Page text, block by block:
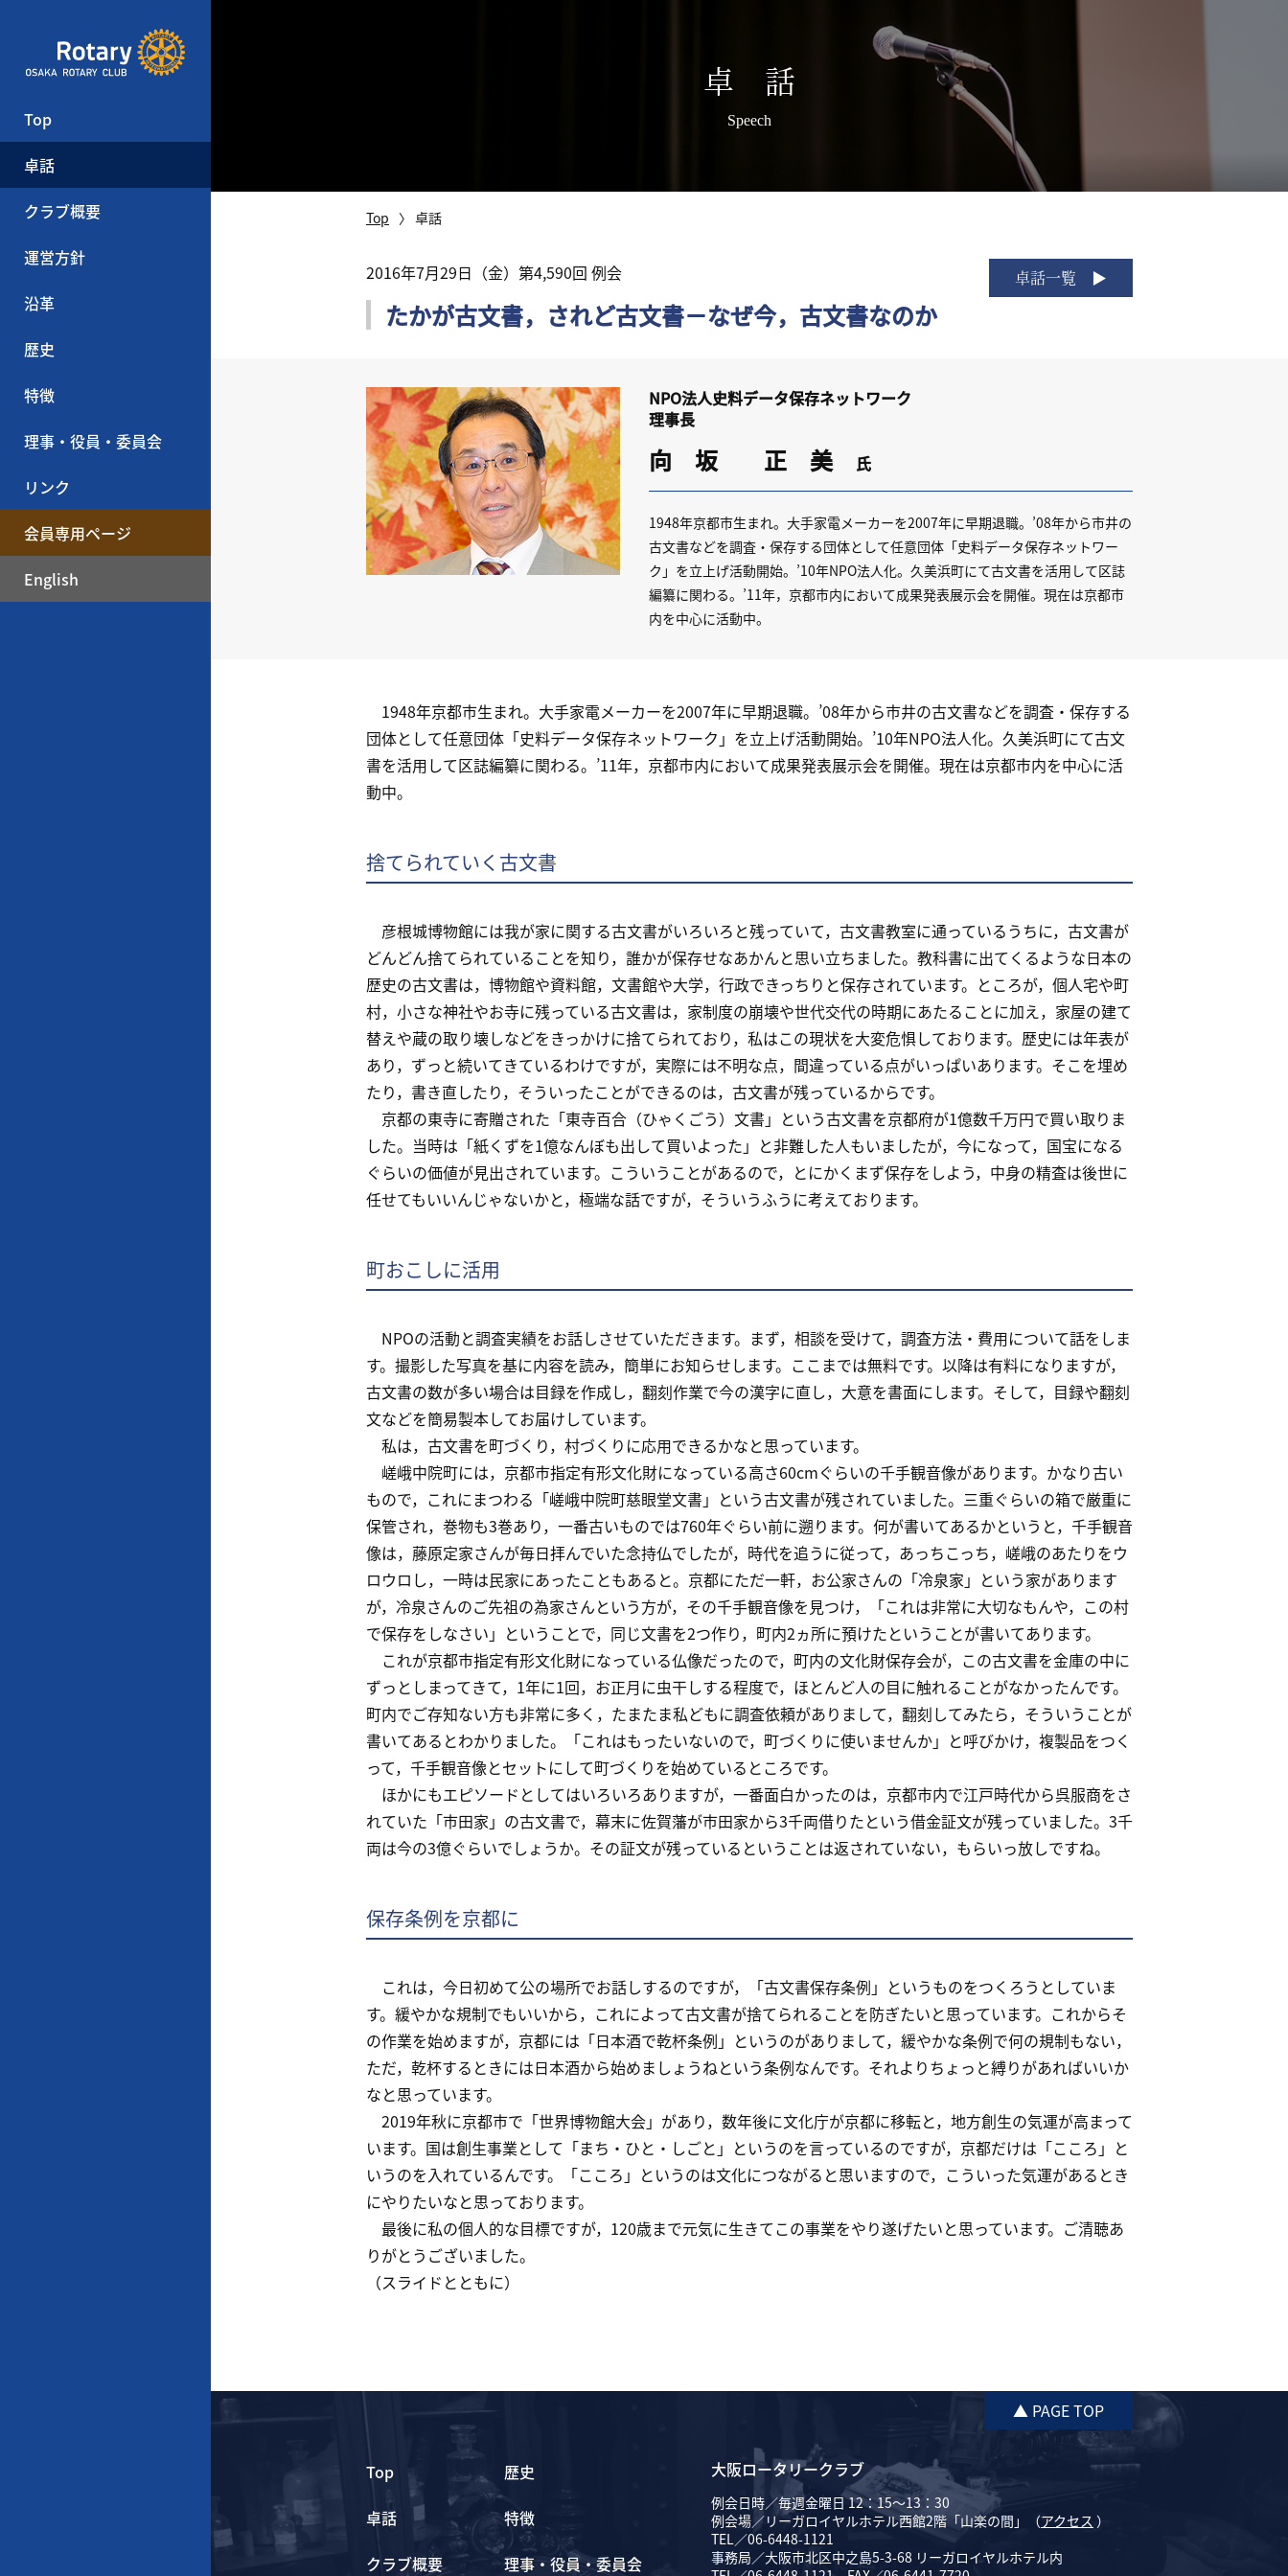
Top
卓話
クラブ概要
運営方針
沿革
歴史
特徴
理事・役員・委員会
リンク
会員専用ページ
English
卓 話
Speech
Top 卓話
卓話一覧
2016年7月29日（金）第4,590回 例会
たかが古文書，されど古文書－なぜ今，古文書なのか
NPO法人史料データ保存ネットワーク
理事長
向 坂 正 美 氏
1948年京都市生まれ。大手家電メーカーを2007年に早期退職。’08年から市井の
古文書などを調査・保存する団体として任意団体「史料データ保存ネットワー
ク」を立上げ活動開始。’10年NPO法人化。久美浜町にて古文書を活用して区誌
編纂に関わる。’11年，京都市内において成果発表展示会を開催。現在は京都市
内を中心に活動中。
1948年京都市生まれ。大手家電メーカーを2007年に早期退職。’08年から市井の古文書などを調査・保存する
団体として任意団体「史料データ保存ネットワーク」を立上げ活動開始。’10年NPO法人化。久美浜町にて古文
書を活用して区誌編纂に関わる。’11年，京都市内において成果発表展示会を開催。現在は京都市内を中心に活
動中。
捨てられていく古文書
彦根城博物館には我が家に関する古文書がいろいろと残っていて，古文書教室に通っているうちに，古文書が
どんどん捨てられていることを知り，誰かが保存せなあかんと思い立ちました。教科書に出てくるような日本の
歴史の古文書は，博物館や資料館，文書館や大学，行政できっちりと保存されています。ところが，個人宅や町
村，小さな神社やお寺に残っている古文書は，家制度の崩壊や世代交代の時期にあたることに加え，家屋の建て
替えや蔵の取り壊しなどをきっかけに捨てられており，私はこの現状を大変危惧しております。歴史には年表が
あり，ずっと続いてきているわけですが，実際には不明な点，間違っている点がいっぱいあります。そこを埋め
たり，書き直したり，そういったことができるのは，古文書が残っているからです。
京都の東寺に寄贈された「東寺百合（ひゃくごう）文書」という古文書を京都府が1億数千万円で買い取りま
した。当時は「紙くずを1億なんぼも出して買いよった」と非難した人もいましたが，今になって，国宝になる
ぐらいの価値が見出されています。こういうことがあるので，とにかくまず保存をしよう，中身の精査は後世に
任せてもいいんじゃないかと，極端な話ですが，そういうふうに考えております。
町おこしに活用
NPOの活動と調査実績をお話しさせていただきます。まず，相談を受けて，調査方法・費用について話をしま
す。撮影した写真を基に内容を読み，簡単にお知らせします。ここまでは無料です。以降は有料になりますが，
古文書の数が多い場合は目録を作成し，翻刻作業で今の漢字に直し，大意を書面にします。そして，目録や翻刻
文などを簡易製本してお届けしています。
私は，古文書を町づくり，村づくりに応用できるかなと思っています。
嵯峨中院町には，京都市指定有形文化財になっている高さ60cmぐらいの千手観音像があります。かなり古い
もので，これにまつわる「嵯峨中院町慈眼堂文書」という古文書が残されていました。三重ぐらいの箱で厳重に
保管され，巻物も3巻あり，一番古いものでは760年ぐらい前に遡ります。何が書いてあるかというと，千手観音
像は，藤原定家さんが毎日拝んでいた念持仏でしたが，時代を追うに従って，あっちこっち，嵯峨のあたりをウ
ロウロし，一時は民家にあったこともあると。京都にただ一軒，お公家さんの「冷泉家」という家があります
が，冷泉さんのご先祖の為家さんという方が，その千手観音像を見つけ，「これは非常に大切なもんや，この村
で保存をしなさい」ということで，同じ文書を2つ作り，町内2ヵ所に預けたということが書いてあります。
これが京都市指定有形文化財になっている仏像だったので，町内の文化財保存会が，この古文書を金庫の中に
ずっとしまってきて，1年に1回，お正月に虫干しする程度で，ほとんど人の目に触れることがなかったんです。
町内でご存知ない方も非常に多く，たまたま私どもに調査依頼がありまして，翻刻してみたら，そういうことが
書いてあるとわかりました。「これはもったいないので，町づくりに使いませんか」と呼びかけ，複製品をつく
って，千手観音像とセットにして町づくりを始めているところです。
ほかにもエピソードとしてはいろいろありますが，一番面白かったのは，京都市内で江戸時代から呉服商をさ
れていた「市田家」の古文書で，幕末に佐賀藩が市田家から3千両借りたという借金証文が残っていました。3千
両は今の3億ぐらいでしょうか。その証文が残っているということは返されていない，もらいっ放しですね。
保存条例を京都に
これは，今日初めて公の場所でお話しするのですが，「古文書保存条例」というものをつくろうとしていま
す。緩やかな規制でもいいから，これによって古文書が捨てられることを防ぎたいと思っています。これからそ
の作業を始めますが，京都には「日本酒で乾杯条例」というのがありまして，緩やかな条例で何の規制もない，
ただ，乾杯するときには日本酒から始めましょうねという条例なんです。それよりちょっと縛りがあればいいか
なと思っています。
2019年秋に京都市で「世界博物館大会」があり，数年後に文化庁が京都に移転と，地方創生の気運が高まって
います。国は創生事業として「まち・ひと・しごと」というのを言っているのですが，京都だけは「こころ」と
いうのを入れているんです。「こころ」というのは文化につながると思いますので，こういった気運があるとき
にやりたいなと思っております。
最後に私の個人的な目標ですが，120歳まで元気に生きてこの事業をやり遂げたいと思っています。ご清聴あ
りがとうございました。
（スライドとともに）
▲ PAGE TOP
Top
卓話
クラブ概要
歴史
特徴
理事・役員・委員会
大阪ロータリークラブ
例会日時／毎週金曜日 12：15～13：30
例会場／リーガロイヤルホテル西館2階「山楽の間」（アクセス ）
TEL／06-6448-1121
事務局／大阪市北区中之島5-3-68 リーガロイヤルホテル内